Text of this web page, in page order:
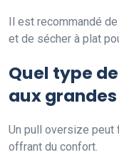
Il est recommandé
et de sécher à plat
Quel type
aux
Un pull oversize peut
offrant du confort.